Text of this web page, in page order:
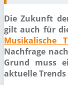
Die Zukunft
gilt auch für
Musikalische
Nachfrage
Grund muss
aktuelle Trends